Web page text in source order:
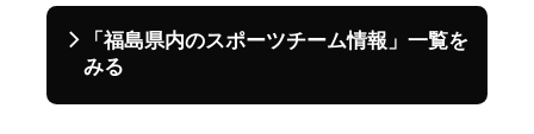
「福島県内のスポーツチーム情報」一覧を
みる